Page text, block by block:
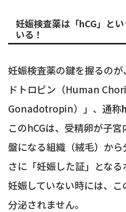
妊娠検査薬は「hCG」と
いる！
妊娠検査薬の鍵を握るの
ドトロピン（Human
Gonadotropin）」、通称
このhCGは、受精卵が子
盤になる組織（絨毛）か
さに「妊娠した証」となる
妊娠していない時には、
分泌されません。